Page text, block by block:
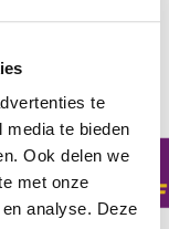
te
te bieden
Ook delen we
met onze
analyse. Deze